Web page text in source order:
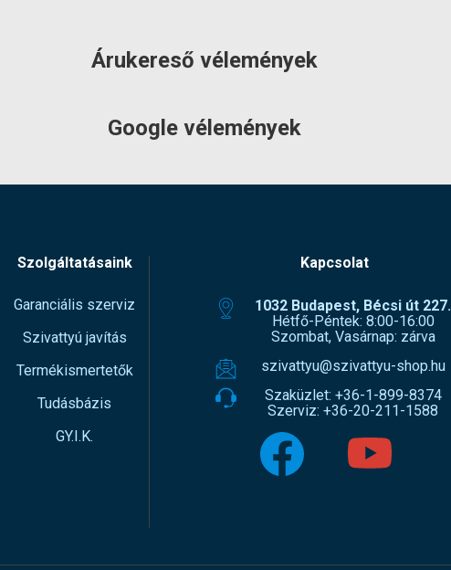
Árukereső vélemények
Google vélemények
Szolgáltatásaink
Garanciális szerviz
Szivattyú javítás
Termékismertetők
Tudásbázis
GY.I.K.
Kapcsolat
1032 Budapest, Bécsi út 227.
Hétfő-Péntek: 8:00-16:00
Szombat, Vasárnap: zárva
szivattyu@szivattyu-shop.hu
Szaküzlet: +36-1-899-8374
Szerviz: +36-20-211-1588